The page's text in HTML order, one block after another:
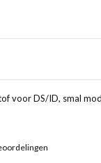
voor DS/ID, smal